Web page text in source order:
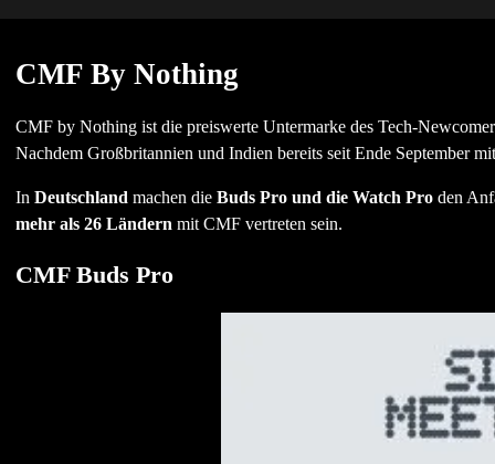
CMF By Nothing
CMF by Nothing ist die preiswerte Untermarke des Tech-
Nachdem Großbritannien und Indien bereits seit Ende September
In Deutschland machen die Buds Pro und die Watch Proden
mehr als 26 Ländern mit CMF vertreten sein.
CMF Buds Pro